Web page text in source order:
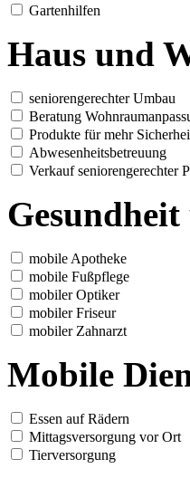
Gartenhilfen
Haus und
seniorengerechter Umbau
Beratung
Produkte für mehr
Abwesenheitsbetreuung
Verkauf seniorengerechter
mobile Apotheke
mobile Fußpflege
mobiler Optiker
mobiler Friseur
mobiler Zahnarzt
Mobile
Essen auf Rädern
Mittagsversorgung vor Ort
Tierversorgung